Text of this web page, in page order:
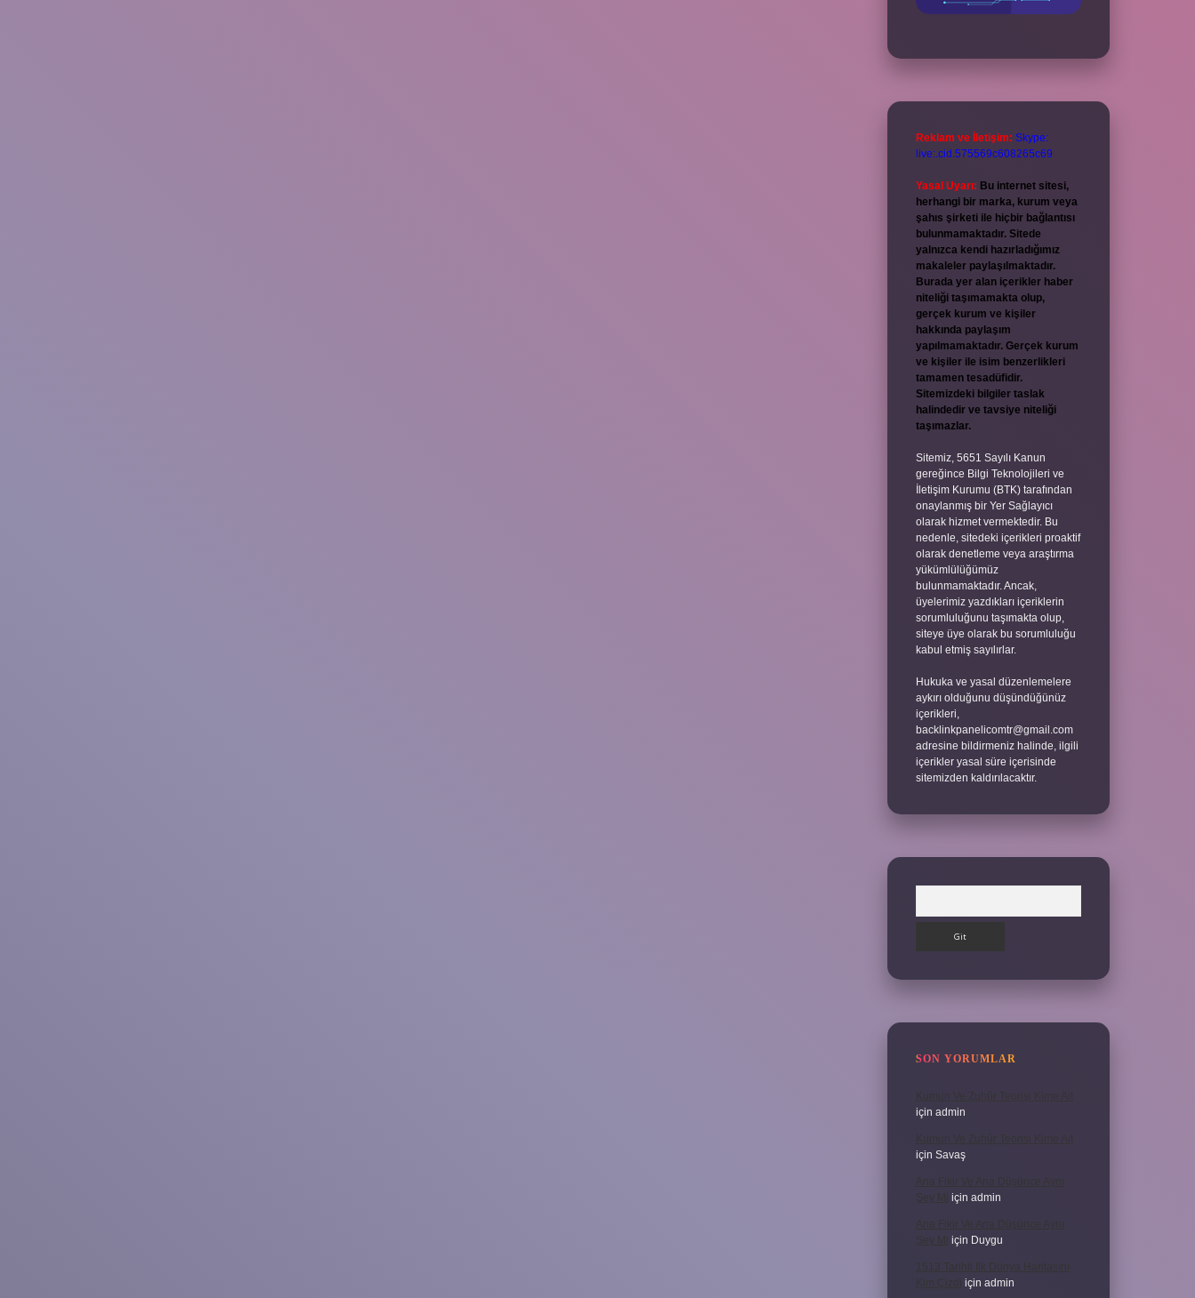
Reklam ve İletişim: Skype:
live:.cid.575569c608265c69
Yasal Uyarı: Bu internet sitesi,
herhangi bir marka, kurum veya
şahıs şirketi ile hiçbir bağlantısı
bulunmamaktadır. Sitede
yalnızca kendi hazırladığımız
makaleler paylaşılmaktadır.
Burada yer alan içerikler haber
niteliği taşımamakta olup,
gerçek kurum ve kişiler
hakkında paylaşım
yapılmamaktadır. Gerçek kurum
ve kişiler ile isim benzerlikleri
tamamen tesadüfidir.
Sitemizdeki bilgiler taslak
halindedir ve tavsiye niteliği
taşımazlar.
Sitemiz, 5651 Sayılı Kanun
gereğince Bilgi Teknolojileri ve
İletişim Kurumu (BTK) tarafından
onaylanmış bir Yer Sağlayıcı
olarak hizmet vermektedir. Bu
nedenle, sitedeki içerikleri proaktif
olarak denetleme veya araştırma
yükümlülüğümüz
bulunmamaktadır. Ancak,
üyelerimiz yazdıkları içeriklerin
sorumluluğunu taşımakta olup,
siteye üye olarak bu sorumluluğu
kabul etmiş sayılırlar.
Hukuka ve yasal düzenlemelere
aykırı olduğunu düşündüğünüz
içerikleri,
backlinkpanelicomtr@gmail.com
adresine bildirmeniz halinde, ilgili
içerikler yasal süre içerisinde
sitemizden kaldırılacaktır.
SON YORUMLAR
Kumun Ve Zuhûr Teorisi Kime Ait
için admin
Kumun Ve Zuhûr Teorisi Kime Ait
için Savaş
Ana Fikir Ve Ana Düşünce Aynı
Şey Mi için admin
Ana Fikir Ve Ana Düşünce Aynı
Şey Mi için Duygu
1513 Tarihli Ilk Dünya Haritasını
Kim Çizdi
için admin